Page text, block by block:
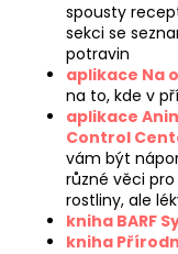
spousty
sekci se
potravin
aplikace Na
na to, kde v
aplikace
Control
vám být
různé věci
rostliny, ale
kniha BARF
kniha